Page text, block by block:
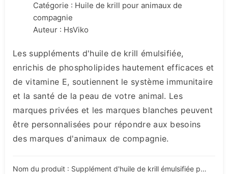
Catégorie : Huile de krill pour animaux de
compagnie
Auteur : HsViko
Les suppléments d'huile de krill émulsifiée,
enrichis de phospholipides hautement efficaces et
de vitamine E, soutiennent le système immunitaire
et la santé de la peau de votre animal. Les
marques privées et les marques blanches peuvent
être personnalisées pour répondre aux besoins
des marques d'animaux de compagnie.
Nom du produit : Supplément d'huile de krill émulsifiée pour animaux de compagnie